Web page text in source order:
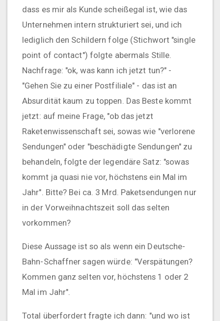
dass es mir als Kunde scheißegal ist, wie das
Unternehmen intern strukturiert sei, und ich
lediglich den Schildern folge (Stichwort "single
point of contact") folgte abermals Stille.
Nachfrage: "ok, was kann ich jetzt tun?" -
"Gehen Sie zu einer Postfiliale" - das ist an
Absurdität kaum zu toppen. Das Beste kommt
jetzt: auf meine Frage, "ob das jetzt
Raketenwissenschaft sei, sowas wie "verlorene
Sendungen" oder "beschädigte Sendungen" zu
behandeln, folgte der legendäre Satz: "sowas
kommt ja quasi nie vor, höchstens ein Mal im
Jahr". Bitte? Bei ca. 3 Mrd. Paketsendungen nur
in der Vorweihnachtszeit soll das selten
vorkommen?
Diese Aussage ist so als wenn ein Deutsche-
Bahn-Schaffner sagen würde: "Verspätungen?
Kommen ganz selten vor, höchstens 1 oder 2
Mal im Jahr".
Total überfordert fragte ich dann: "und wo ist